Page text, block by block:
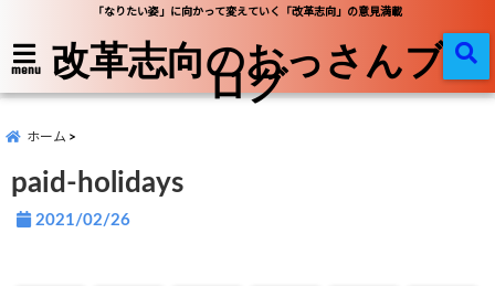
「なりたい姿」に向かって変えていく「改革志向」の意見満載
menu 改革志向のおっさんブ
ログ
ホーム
paid-holidays
2021/02/26